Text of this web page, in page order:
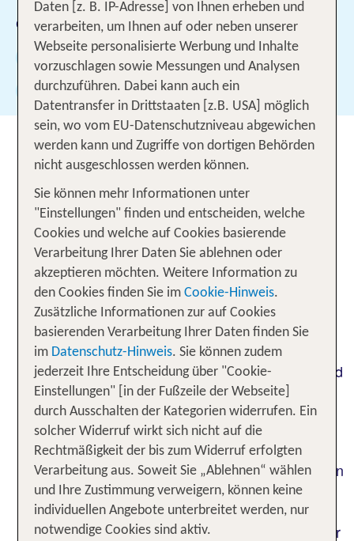
Gewählte Filter:
ab 3 Sonnen
Gesamtbewertung mind. 2.5 (von 6)
Weiterempfehlung mind. 80%
124
Urlaub mit Hund in Deutschland:
Gemeinsam die schönsten
Momente erleben
Dein Hund streift fröhlich durchweite Wiesen
während du tief die frische Landluft einatmest.
Kannst du dir einen schöneren Urlaub vorstellen?
Eine Auszeit mit deinem Hund in Deutschland
bietet dir genau das! Du findest hier
hundefreundliche Hotels, die nicht nur ein
bequemes Zimmer, sondern teils auch Extras wie
Näpfe, Decken oder sogar eingezäunte Gärten und
Kontakt zu veterinärmedizinischer Versorgung
bereithalten. So fühlst du dich mit deinem
Vierbeiner sofort willkommen. Und das Beste: In
dem vielseitigen Urlaubsland Deutschland hast du
die Wahl zwischen entspanntenSpaziergängen
an
Seen, aufregendenBergwanderungenoder
Strandtagenam Meer. In Städten wie Köln oder
Frankfurt profitierst du von einer guten Infrastruktur
Daten [z. B. IP-Adresse] von Ihnen erheben und
verarbeiten, um Ihnen auf oder neben unserer
Webseite personalisierte Werbung und Inhalte
vorzuschlagen sowie Messungen und Analysen
durchzuführen. Dabei kann auch ein
Datentransfer in Drittstaaten [z.B. USA] möglich
sein, wo vom EU-Datenschutzniveau abgewichen
werden kann und Zugriffe von dortigen Behörden
nicht ausgeschlossen werden können.
Sie können mehr Informationen unter
"Einstellungen" finden und entscheiden, welche
Cookies und welche auf Cookies basierende
Verarbeitung Ihrer Daten Sie ablehnen oder
akzeptieren möchten. Weitere Information zu
den Cookies finden Sie im Cookie-Hinweis.
Zusätzliche Informationen zur auf Cookies
basierenden Verarbeitung Ihrer Daten finden Sie
im Datenschutz-Hinweis. Sie können zudem
jederzeit Ihre Entscheidung über "Cookie-
Einstellungen" [in der Fußzeile der Webseite]
durch Ausschalten der Kategorien widerrufen. Ein
solcher Widerruf wirkt sich nicht auf die
Rechtmäßigkeit der bis zum Widerruf erfolgten
Verarbeitung aus. Soweit Sie „Ablehnen“ wählen
und Ihre Zustimmung verweigern, können keine
individuellen Angebote unterbreitet werden, nur
notwendige Cookies sind aktiv.